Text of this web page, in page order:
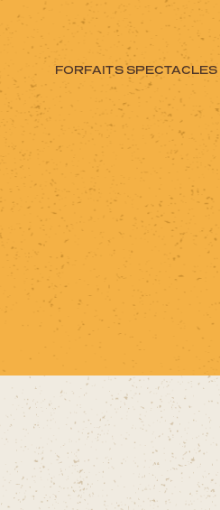
FORFAITS SPECTACLES
Découvrez aussi
Circuits moto
Forfaits spectacles
Cartes et brochures
Accueil de groupe
La Tuque et ses régions
Ski La Tuque
Concours
Infos pratiques